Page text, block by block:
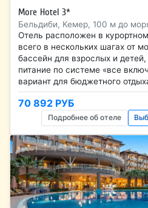
More Hotel 3*
Бельдиби, Кемер, 100 м до
Отель расположен в
всего в нескольких шагах от
бассейн для взрослых и
питание по системе «все
вариант для бюджетного
70 892 РУБ
Подробнее об отеле